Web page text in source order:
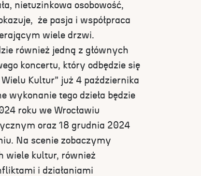
nietuzinkowa osobowość,
że pasja i współpraca
wiele drzwi.
również jedną z głównych
koncertu, który odbędzie się
Kultur” już 4 października
wykonanie tego dzieła będzie
roku we Wrocławiu
oraz 18 grudnia 2024
Na scenie zobaczymy
wiele kultur, również
i działaniami